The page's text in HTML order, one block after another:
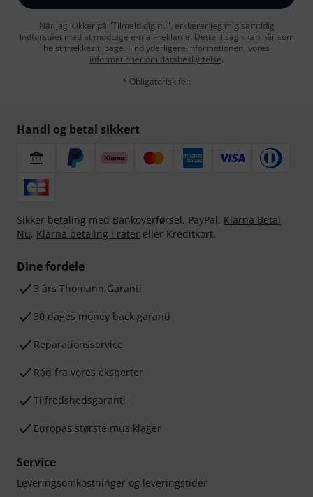
Når jeg klikker på "Tilmeld dig nu", erklærer jeg mig samtidig
indforstået med at modtage e-mail-reklame. Dette tilsagn kan når som
helst trækkes tilbage. Find yderligere informationer i vores
informationer om databeskyttelse.
* Obligatorisk felt
Handl og betal sikkert
Sikker betaling med Bankoverførsel, PayPal, Klarna Betal
Nu, Klarna betaling i rater eller Kreditkort.
Dine fordele
3 års Thomann Garanti
30 dages money back garanti
Reparationsservice
Råd fra vores eksperter
Tilfredshedsgaranti
Europas største musiklager
Service
Leveringsomkostninger og leveringstider